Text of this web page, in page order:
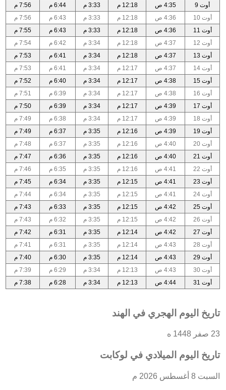
أوت 9
4:35 ص 12:18 م 3:33 م 6:44 م
7:56 م
أوت 10
4:36 ص 12:18 م 3:33 م 6:43 م
7:56 م
أوت 11
4:36 ص 12:18 م 3:33 م 6:43 م
7:55 م
أوت 12
4:37 ص 12:18 م 3:34 م 6:42 م
7:54 م
أوت 13
4:37 ص 12:18 م 3:34 م 6:41 م
7:53 م
أوت 14
4:37 ص 12:17 م 3:34 م 6:41 م
7:53 م
أوت 15
4:38 ص 12:17 م 3:34 م 6:40 م
7:52 م
أوت 16
4:38 ص 12:17 م 3:34 م 6:39 م
7:51 م
أوت 17
4:39 ص 12:17 م 3:34 م 6:39 م
7:50 م
أوت 18
4:39 ص 12:17 م 3:34 م 6:38 م
7:49 م
أوت 19
4:39 ص 12:16 م 3:35 م 6:37 م
7:49 م
أوت 20
4:40 ص 12:16 م 3:35 م 6:37 م
7:48 م
أوت 21
4:40 ص 12:16 م 3:35 م 6:36 م
7:47 م
أوت 22
4:41 ص 12:16 م 3:35 م 6:35 م
7:46 م
أوت 23
4:41 ص 12:15 م 3:35 م 6:34 م
7:45 م
أوت 24
4:41 ص 12:15 م 3:35 م 6:34 م
7:44 م
أوت 25
4:42 ص 12:15 م 3:35 م 6:33 م
7:43 م
أوت 26
4:42 ص 12:15 م 3:35 م 6:32 م
7:43 م
أوت 27
4:42 ص 12:14 م 3:35 م 6:31 م
7:42 م
أوت 28
4:43 ص 12:14 م 3:35 م 6:31 م
7:41 م
أوت 29
4:43 ص 12:14 م 3:35 م 6:30 م
7:40 م
أوت 30
4:43 ص 12:13 م 3:34 م 6:29 م
7:39 م
أوت 31
4:44 ص 12:13 م 3:34 م 6:28 م 7:38 م
تاريخ اليوم الهجري في الهند
23 صفر 1448 ه
تاريخ اليوم الميلادي في لوكابت
السبت 8 أغسطس 2026 م